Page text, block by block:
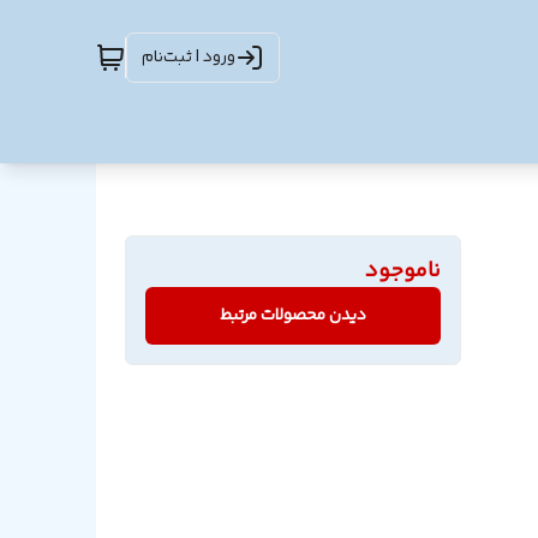
ورود | ثبت‌نام
ناموجود
دیدن محصولات مرتبط